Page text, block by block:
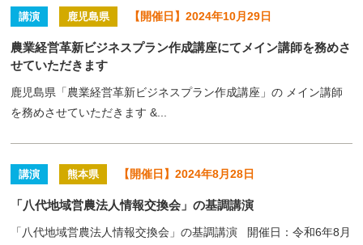
講演 鹿児島県 【開催日】2024年10月29日
農業経営革新ビジネスプラン作成講座にてメイン講師を務めさ
せていただきます
鹿児島県「農業経営革新ビジネスプラン作成講座」の メイン講師
を務めさせていただきます &...
講演 熊本県 【開催日】2024年8月28日
「八代地域営農法人情報交換会」の基調講演
「八代地域営農法人情報交換会」の基調講演 開催日：令和6年8月